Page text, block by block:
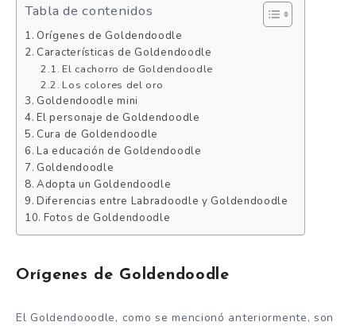
Tabla de contenidos
Orígenes de Goldendoodle
Características de Goldendoodle
El cachorro de Goldendoodle
Los colores del oro
Goldendoodle mini
El personaje de Goldendoodle
Cura de Goldendoodle
La educación de Goldendoodle
Goldendoodle
Adopta un Goldendoodle
Diferencias entre Labradoodle y Goldendoodle
Fotos de Goldendoodle
Orígenes de Goldendoodle
El Goldendooodle, como se mencionó anteriormente, son